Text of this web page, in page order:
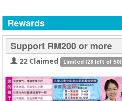
Rewards
Support RM200 or more
22 Claimed Limited (28 left of 50)